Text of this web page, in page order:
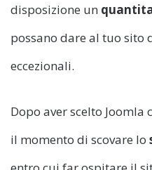
disposizione un
possano dare al tuo sito
eccezionali.
Dopo aver scelto Joomla
il momento di scovare lo